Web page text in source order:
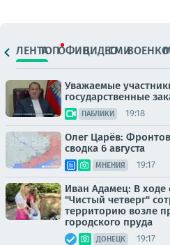
ЛЕНТАТОПОФИЦ.ВИДЕОСМИ
Уважаемые
государственные
ПАБЛИКИ 19:18
Олег Царёв:
сводка 6 августа
МНЕНИЯ 19:17
Иван Адамец: В
"Чистый четверг"
территорию возле
городского пруда
ДОНЕЦК 19:17